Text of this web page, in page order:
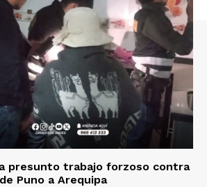
Andes
presunto trabajo forzoso contra
Puno a Arequipa